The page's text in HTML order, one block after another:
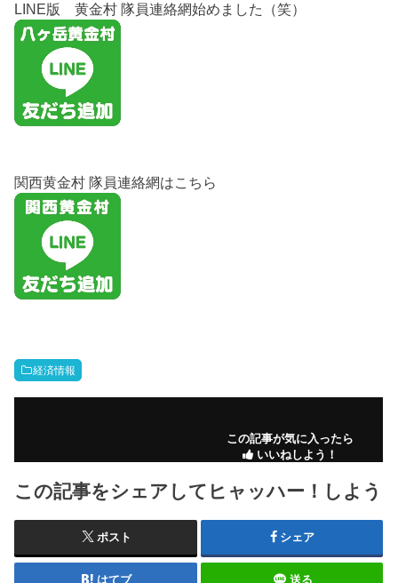
LINE版 黄金村 隊員連絡網始めました（笑）
関西黄金村 隊員連絡網はこちら
経済情報
この記事が気に入ったら
いいねしよう！
この記事をシェアしてヒャッハー！しよう
ポスト シェア
はてブ 送る